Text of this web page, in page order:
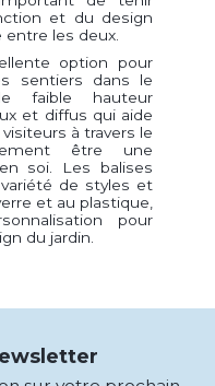
et du design
les deux.
option pour
sentiers dans le
faible hauteur
et diffus qui aide
à travers le
être une
soi. Les balises
de styles et
et au plastique,
pour
du jardin.